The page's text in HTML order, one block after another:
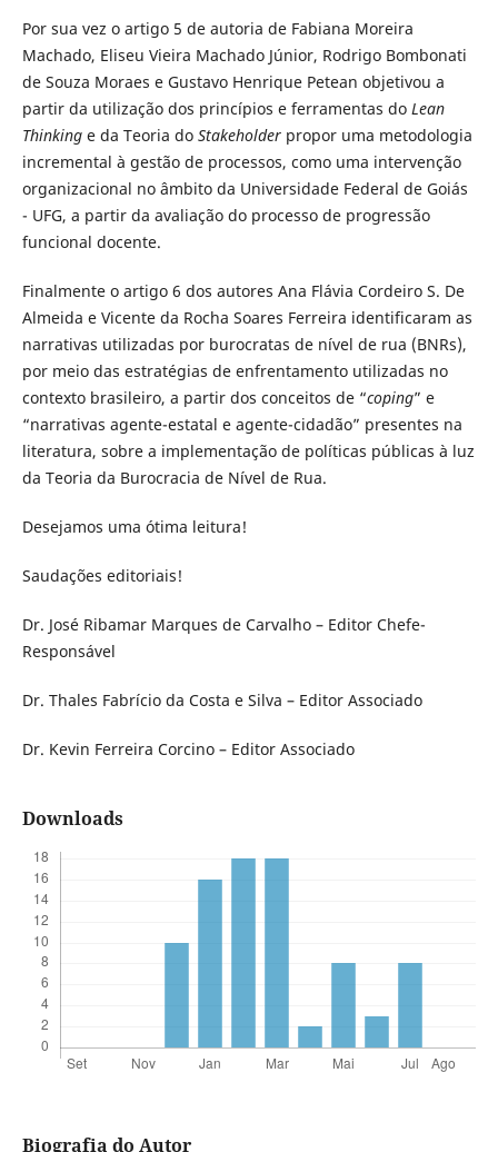
Por sua vez o artigo 5 de autoria de Fabiana Moreira
Machado, Eliseu Vieira Machado Júnior, Rodrigo Bombonati
de Souza Moraes e Gustavo Henrique Petean objetivou a
partir da utilização dos princípios e ferramentas do Lean
Thinking e da Teoria do Stakeholder propor uma metodologia
incremental à gestão de processos, como uma intervenção
organizacional no âmbito da Universidade Federal de Goiás
- UFG, a partir da avaliação do processo de progressão
funcional docente.
Finalmente o artigo 6 dos autores Ana Flávia Cordeiro S. De
Almeida e Vicente da Rocha Soares Ferreira identificaram as
narrativas utilizadas por burocratas de nível de rua (BNRs),
por meio das estratégias de enfrentamento utilizadas no
contexto brasileiro, a partir dos conceitos de “coping” e
“narrativas agente-estatal e agente-cidadão” presentes na
literatura, sobre a implementação de políticas públicas à luz
da Teoria da Burocracia de Nível de Rua.
Desejamos uma ótima leitura!
Saudações editoriais!
Dr. José Ribamar Marques de Carvalho – Editor Chefe-
Responsável
Dr. Thales Fabrício da Costa e Silva – Editor Associado
Dr. Kevin Ferreira Corcino – Editor Associado
Downloads
Biografia do Autor